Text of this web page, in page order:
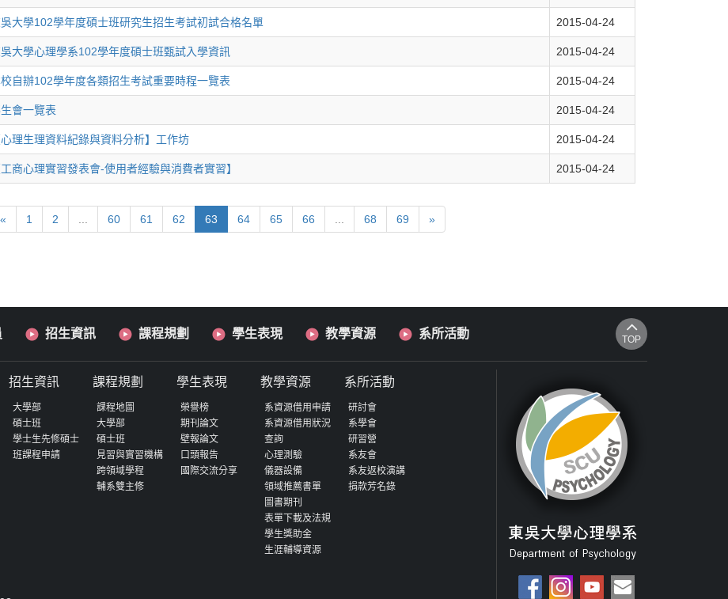
大學102學年度碩士班研究生招生考試初試合格名單 2015-04-24
大學心理學系102學年度碩士班甄試入學資訊 2015-04-24
自辦102學年度各類招生考試重要時程一覽表 2015-04-24
會一覽表 2015-04-24
心理生理資料紀錄與資料分析】工作坊 2015-04-24
工商心理實習發表會-使用者經驗與消費者實習】 2015-04-24
« 1 2 60 61 62 63 64 65 66 68 69 »
招生資訊 課程規劃 學生表現 教學資源 系所活動 TOP
招生資訊
大學部
碩士班
學士生先修碩士
班課程申請
課程規劃
課程地圖
大學部
碩士班
見習與實習機構
跨領域學程
輔系雙主修
學生表現
榮譽榜
期刊論文
壁報論文
口頭報告
國際交流分享
教學資源
系資源借用申請
系資源借用狀況
查詢
心理測驗
儀器設備
領域推薦書單
圖書期刊
表單下載及法規
學生獎助金
生涯輔導資源
系所活動
研討會
系學會
研習營
系友會
系友返校演講
捐款芳名錄